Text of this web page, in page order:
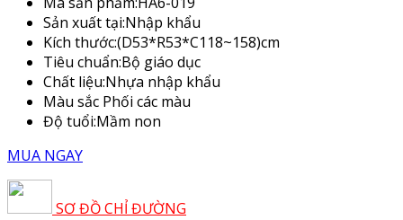
Sản xuất tại:Nhập khẩu
Kích thước:(D53*R53*C118~158)cm
Tiêu chuẩn:Bộ giáo dục
Chất liệu:Nhựa nhập khẩu
Màu sắc Phối các màu
Độ tuổi:Mầm non
MUA NGAY
SƠ ĐỒ CHỈ ĐƯỜNG